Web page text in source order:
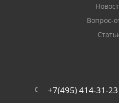
Вопрос-
+7(495) 414-31-23